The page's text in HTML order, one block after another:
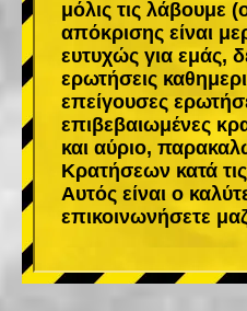
μόλις τις λάβουμε
απόκρισης είναι
ευτυχώς για εμάς,
ερωτήσεις
επείγουσες
επιβεβαιωμένες
και αύριο,
Κρατήσεων κατά
Αυτός είναι ο
επικοινωνήσετε